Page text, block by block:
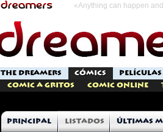
«Anything can happen
THE DREAMERS CÓMICS PELÍCULAS
Comic a Gritos
Comic Online
Principal Listados Últimas